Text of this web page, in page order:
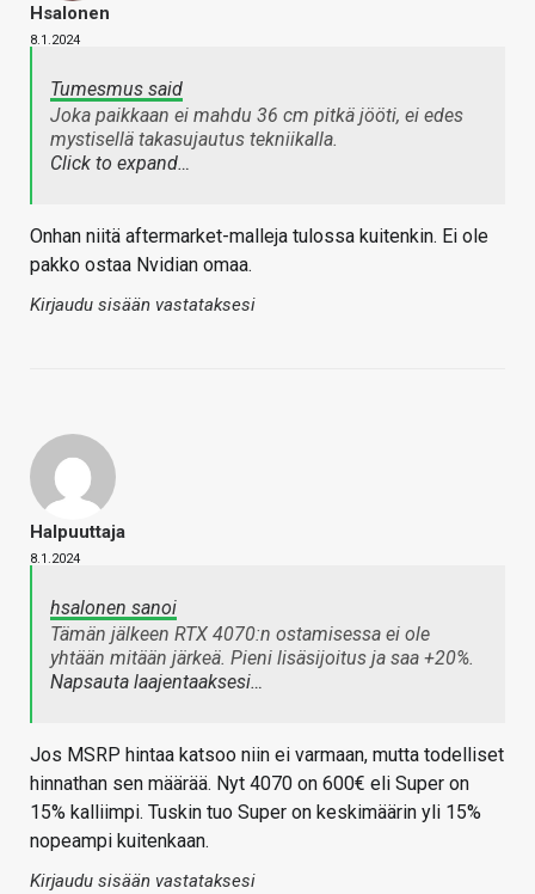
Hsalonen
8.1.2024
Tumesmus said
Joka paikkaan ei mahdu 36 cm pitkä jööti, ei edes
mystisellä takasujautus tekniikalla.
Click to expand…
Onhan niitä aftermarket-malleja tulossa kuitenkin. Ei ole
pakko ostaa Nvidian omaa.
Kirjaudu sisään vastataksesi
Halpuuttaja
8.1.2024
hsalonen sanoi
Tämän jälkeen RTX 4070:n ostamisessa ei ole
yhtään mitään järkeä. Pieni lisäsijoitus ja saa +20%.
Napsauta laajentaaksesi…
Jos MSRP hintaa katsoo niin ei varmaan, mutta todelliset
hinnathan sen määrää. Nyt 4070 on 600€ eli Super on
15% kalliimpi. Tuskin tuo Super on keskimäärin yli 15%
nopeampi kuitenkaan.
Kirjaudu sisään vastataksesi